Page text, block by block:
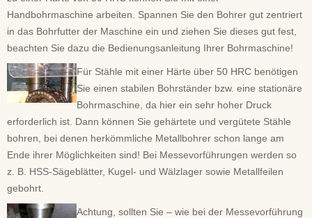
Handbohrmaschine arbeiten. Spannen Sie den Bohrer gut zentriert
in das Bohrfutter der Maschine ein und ziehen Sie dieses gut fest,
beachten Sie dazu die Bedienungsanleitung Ihrer Bohrmaschine!
Für Stähle mit einer Härte über 50 HRC benötigen
Sie einen stabilen Bohrständer bzw. eine stationäre
Bohrmaschine, da hier ein sehr hoher Druck
erforderlich ist. Dann können Sie gehärtete und vergütete Stähle
bohren, bei denen herkömmliche Metallbohrer schon lange am
Ende ihrer Möglichkeiten sind! Bei Messevorführungen werden so
z. B. HSS-Sägeblätter, Kugel- und Wälzlager sowie Metallfeilen
gebohrt.
Achtung, sollten Sie – wie bei der Messevorführung